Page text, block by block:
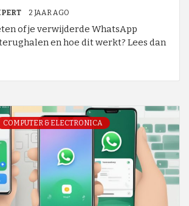
2 JAAR AGO
of je verwijderde WhatsApp
en hoe dit werkt? Lees dan
COMPUTER & ELECTRONICA